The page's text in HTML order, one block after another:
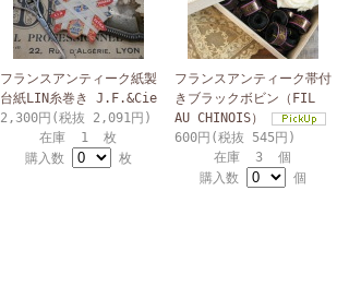
フランスアンティーク紙製
台紙LIN糸巻き J.F.&Cie
2,300円(税抜 2,091円)
在庫 1 枚
購入数
枚
フランスアンティーク帯付
きブラックボビン（FIL
AU CHINOIS）
600円(税抜 545円)
在庫 3 個
購入数
個